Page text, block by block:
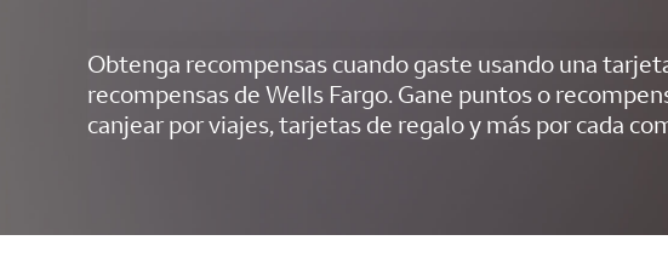
Obtenga recompensas cuando gaste usando una
recompensas de Wells Fargo. Gane puntos o
canjear por viajes, tarjetas de regalo y más por cada